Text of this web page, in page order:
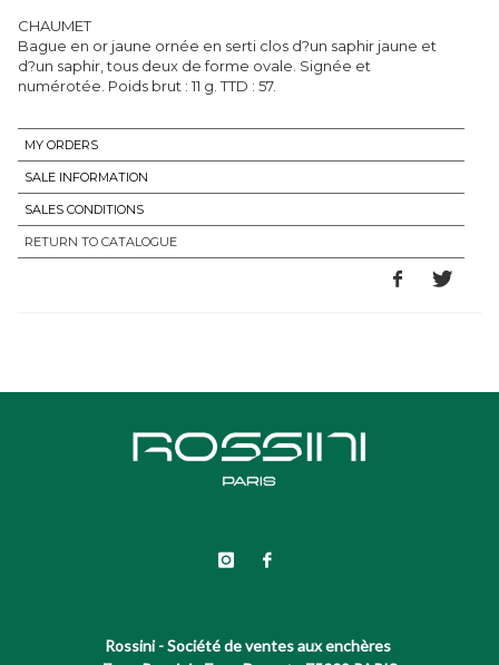
CHAUMET
Bague en or jaune ornée en serti clos d?un saphir jaune et
d?un saphir, tous deux de forme ovale. Signée et
numérotée. Poids brut : 11 g. TTD : 57.
MY ORDERS
SALE INFORMATION
SALES CONDITIONS
RETURN TO CATALOGUE
Rossini - Société de ventes aux enchères